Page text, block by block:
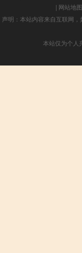
| 网站地图
声明：本站内容来自互联网
本站仅为个人